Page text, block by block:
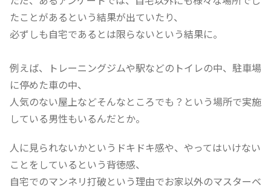
たことがあるという結果が出ていたり、
必ずしも自宅であるとは限らないという結果に。
例えば、トレーニングジムや駅などのトイレの中、駐車場
に停めた車の中、
人気のない屋上などそんなところでも？という場所で実施
している男性もいるんだとか。
人に見られないかというドキドキ感や、やってはいけない
ことをしているという背徳感、
自宅でのマンネリ打破という理由でお家以外のマスターベ